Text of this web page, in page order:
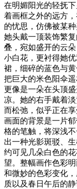
在明媚阳光的轻抚
着画框之外的远方
的忧思，仿佛被某
她头戴一顶装饰繁
叠，宛如盛开的云
小白花，更衬得她
裙，细碎的蓝色与
把巨大的米色阳伞
更像是一朵在头顶
凉。她的右手戴着
而松弛，似乎正在
画面的背景是一片
格的笔触，将深浅
出一种光影斑驳、
约可见几朵白色的
望。整幅画作色彩
和微妙的色彩变化
质以及春日午后的